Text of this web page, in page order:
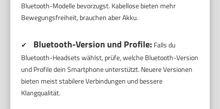
Bluetooth-Modelle bevorzugst. Kabellose bieten mehr
Bewegungsfreiheit, brauchen aber Akku.
✔ Bluetooth-Version und Profile: Falls du
Bluetooth-Headsets wählst, prüfe, welche Bluetooth-Version
und Profile dein Smartphone unterstützt. Neuere Versionen
bieten meist stabilere Verbindungen und bessere
Klangqualität.